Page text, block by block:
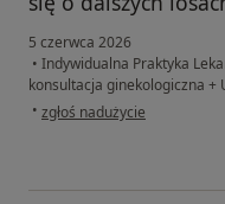
5 czerwca 2026
• Indywidualna Praktyka
konsultacja ginekologiczna +
• w opinii użytkownika IK
zgłoś nadużycie